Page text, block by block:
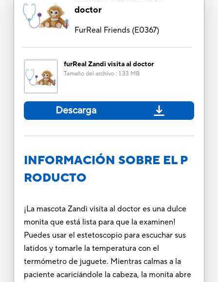
doctor
FurReal Friends(E0367)
furReal Zandi visita al doctor
Tamaño del archivo: 1.33 MB
Descarga
INFORMACIÓN SOBRE EL P
RODUCTO
¡La mascota Zandi visita al doctor es una dulce
monita que está lista para que la examinen!
Puedes usar el estetoscopio para escuchar sus
latidos y tomarle la temperatura con el
termómetro de juguete. Mientras calmas a la
paciente acariciándole la cabeza, la monita abre